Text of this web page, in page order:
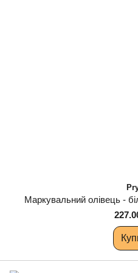
Маркувальний олівець -